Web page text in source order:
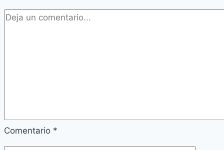
Comentario *